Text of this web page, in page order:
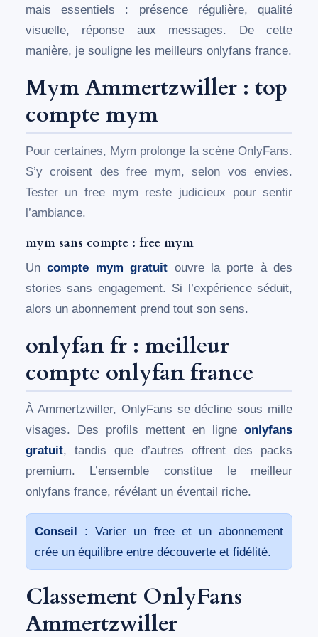
mais essentiels : présence régulière, qualité
visuelle, réponse aux messages. De cette
manière, je souligne les meilleurs onlyfans france.
Mym Ammertzwiller : top
compte mym
Pour certaines, Mym prolonge la scène OnlyFans.
S’y croisent des free mym, selon vos envies.
Tester un free mym reste judicieux pour sentir
l’ambiance.
mym sans compte : free mym
Uncompte mym gratuit ouvre la porte à des
stories sans engagement. Si l’expérience séduit,
alors un abonnement prend tout son sens.
onlyfan fr : meilleur
compte onlyfan france
À Ammertzwiller, OnlyFans se décline sous mille
visages. Des profils mettent en ligneonlyfans
gratuit, tandis que d’autres offrent des packs
premium. L’ensemble constitue le meilleur
onlyfans france, révélant un éventail riche.
Conseil
: Varier un free et un abonnement
crée un équilibre entre découverte et fidélité.
Classement OnlyFans
Ammertzwiller